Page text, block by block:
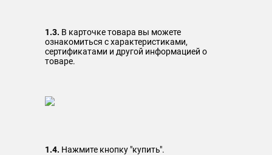
1.3. В карточке товара вы можете
ознакомиться с характеристиками,
сертификатами и другой информацией о
товаре.
1.4. Нажмите кнопку "купить".